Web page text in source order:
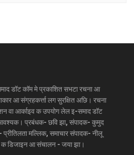
डॉट कॉम मे प्रकाशित सभटा रचना आ
आ संग्रहकर्त्ता लग सुरक्षित अछि। रचना
वा आर्काइव क उपयोग लेल इ-समाद डॉट
प्रबंधक- छवि झा, संपादक- कुमुद
मल्लिक, समाचार संपादक- नीलू
क डिजाइन आ संचालन - जया झा।